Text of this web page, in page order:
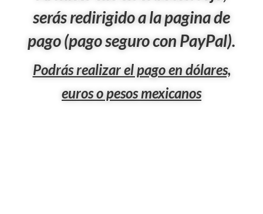
serás redirigido a la pagina de
pago (pago seguro con PayPal).
Podrás realizar el pago en dólares,
euros o pesos mexicanos